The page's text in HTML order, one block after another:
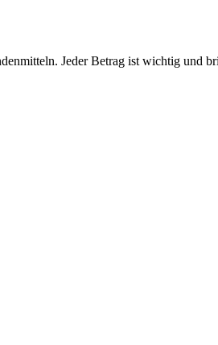
Jeder Betrag ist wichtig und